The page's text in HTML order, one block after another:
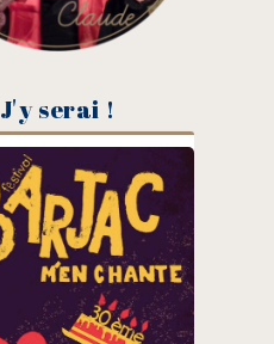
J'y serai !